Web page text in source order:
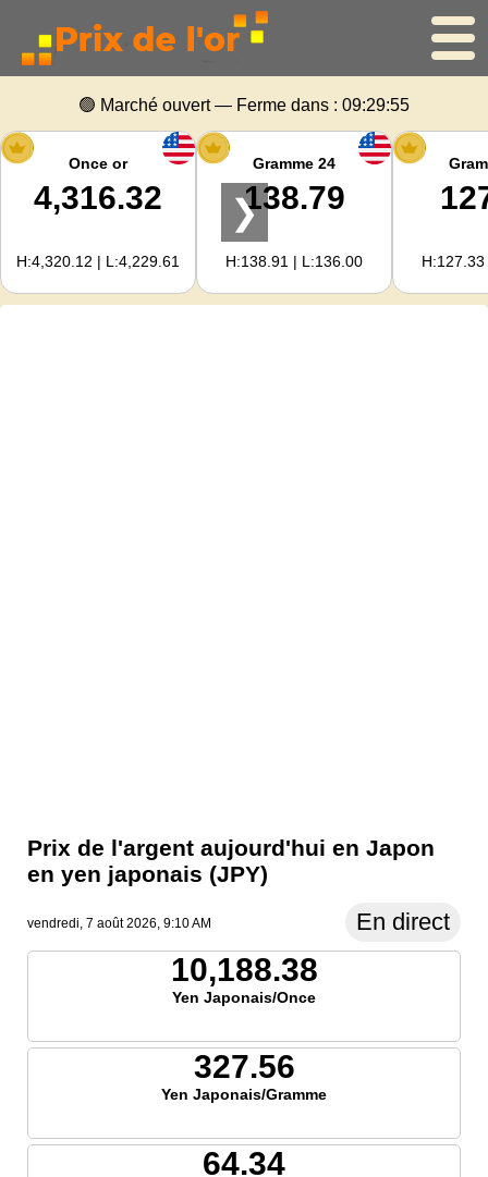
Accueil
Cours de l'or
Cours de l'argent
Calculateur d'or
🟢 Marché ouvert — Ferme dans : 09:29:54
Once or
4,316.32
H:4,320.12 | L:4,229.61
Gramme 24
138.79
H:138.91 | L:136.00
❯
Prix ​​de l'argent aujourd'hui en Japon
en yen japonais (JPY)
vendredi, 7 août 2026, 9:10 AM En direct
10,188.38
Yen Japonais/Once
327.56
Yen Japonais/Gramme
64.34